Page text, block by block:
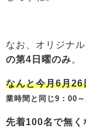
なお、オリジナ
の第4日曜のみ。
なんと今月6月
業時間と同じ9：00～
先着100名で無く